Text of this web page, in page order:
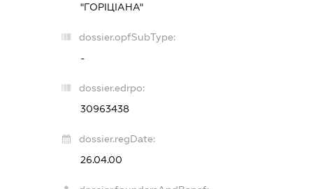
"ГОРІЦІАНА"
dossier.opfSubType:
-
dossier.edrpo:
30963438
dossier.regDate:
26.04.00